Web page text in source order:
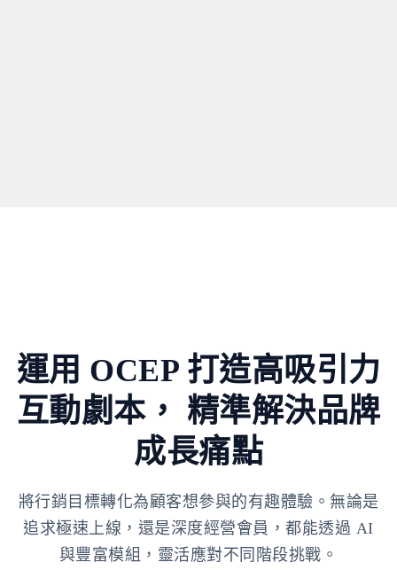
運用 OCEP 打造高吸引力
互動劇本， 精準解決品牌
成長痛點
將行銷目標轉化為顧客想參與的有趣體驗。無論是
追求極速上線，還是深度經營會員，都能透過 AI
與豐富模組，靈活應對不同階段挑戰。